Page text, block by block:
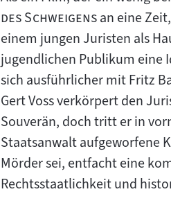
des Schweigens"an eine
einem jungen Juristen als
jugendlichen Publikum eine
sich ausführlicher mit Fritz
Gert Voss verkörpert den
Souverän, doch tritt er in
Staatsanwalt aufgeworfene
Mörder sei, entfacht eine
Rechtsstaatlichkeit und